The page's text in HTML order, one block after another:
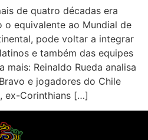
de quatro décadas era
equivalente ao Mundial de
pode voltar a integrar
e também das equipes
mais: Reinaldo Rueda analisa
e jogadores do Chile
ex-Corinthians […]